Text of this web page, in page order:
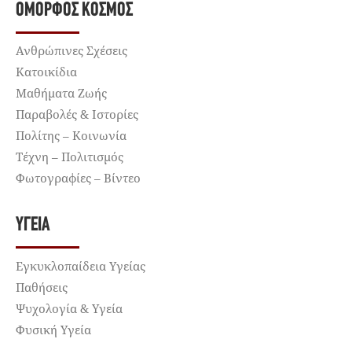
ΌΜΟΡΦΟΣ ΚΌΣΜΟΣ
Ανθρώπινες Σχέσεις
Κατοικίδια
Μαθήματα Ζωής
Παραβολές & Ιστορίες
Πολίτης – Κοινωνία
Τέχνη – Πολιτισμός
Φωτογραφίες – Βίντεο
ΥΓΕΊΑ
Εγκυκλοπαίδεια Υγείας
Παθήσεις
Ψυχολογία & Υγεία
Φυσική Υγεία